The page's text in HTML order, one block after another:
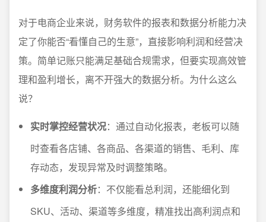
对于电商企业来说，财务软件的报表和数据分析能力决
定了你能否“看懂自己的生意”，直接影响利润和经营决
策。简单记账只能满足基础合规需求，但要实现高效管
理和盈利增长，离不开强大的数据分析。为什么这么
说？
实时掌控经营状况：通过自动化报表，老板可以随
时查看各店铺、各商品、各渠道的销售、毛利、库
存动态，发现异常及时调整策略。
多维度利润分析：不仅能看总利润，还能细化到
SKU、活动、渠道等多维度，精准找出高利润点和